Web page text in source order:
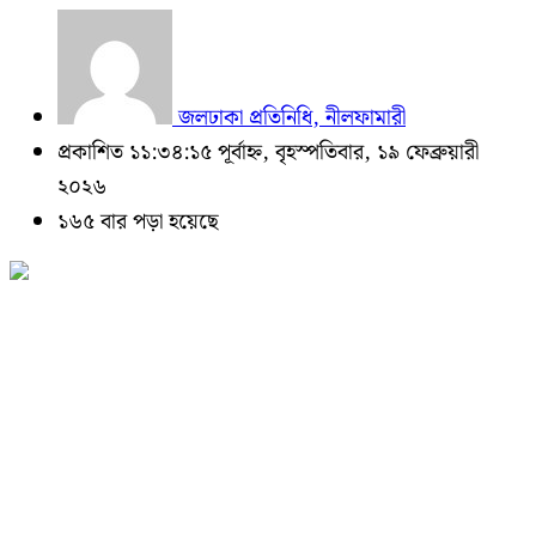
জলঢাকা প্রতিনিধি, নীলফামারী
প্রকাশিত ১১:৩৪:১৫ পূর্বাহ্ন, বৃহস্পতিবার, ১৯ ফেব্রুয়ারী
২০২৬
১৬৫ বার পড়া হয়েছে